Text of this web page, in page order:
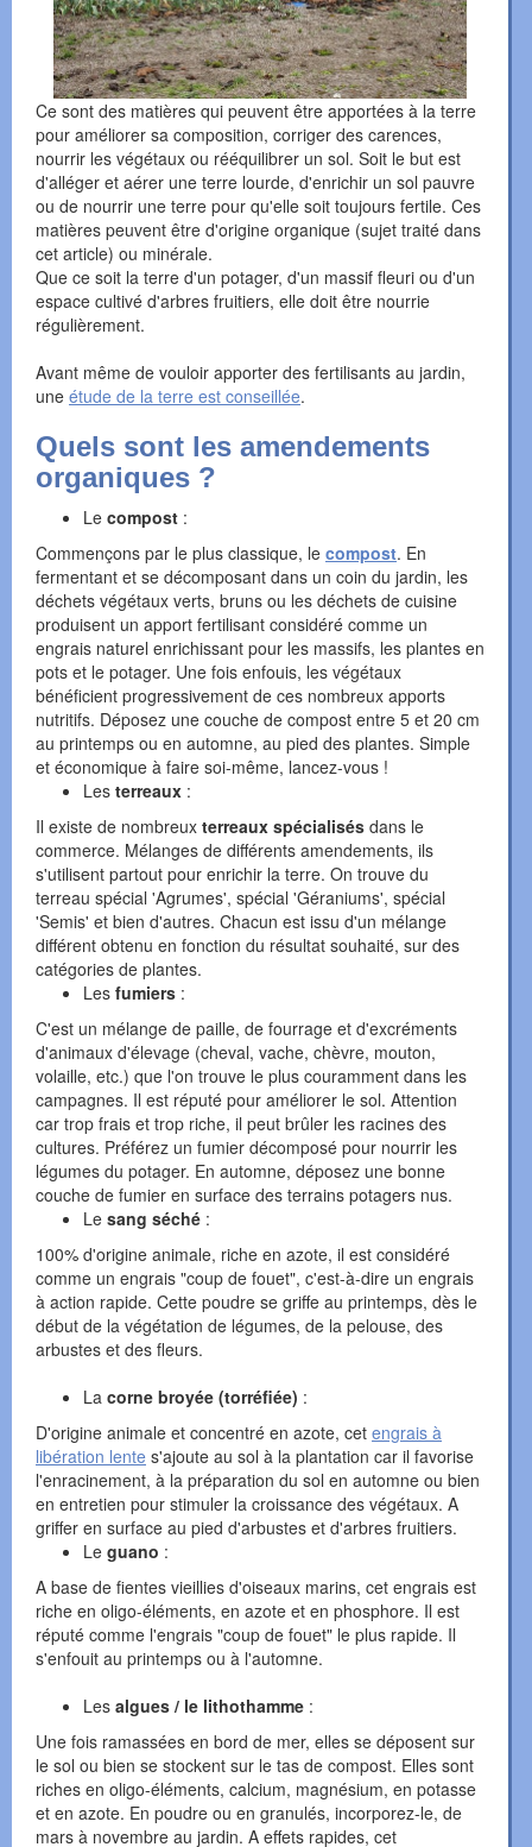
Ce sont des matières qui peuvent être apportées à la terre
pour améliorer sa composition, corriger des carences,
nourrir les végétaux ou rééquilibrer un sol. Soit le but est
d'alléger et aérer une terre lourde, d'enrichir un sol pauvre
ou de nourrir une terre pour qu'elle soit toujours fertile. Ces
matières peuvent être d'origine organique (sujet traité dans
cet article) ou minérale.
Que ce soit la terre d'un potager, d'un massif fleuri ou d'un
espace cultivé d'arbres fruitiers, elle doit être nourrie
régulièrement.
Avant même de vouloir apporter des fertilisants au jardin,
une étude de la terre est conseillée.
Quels sont les amendements
organiques ?
Le compost :
Commençons par le plus classique, le compost. En
fermentant et se décomposant dans un coin du jardin, les
déchets végétaux verts, bruns ou les déchets de cuisine
produisent un apport fertilisant considéré comme un
engrais naturel enrichissant pour les massifs, les plantes en
pots et le potager. Une fois enfouis, les végétaux
bénéficient progressivement de ces nombreux apports
nutritifs. Déposez une couche de compost entre 5 et 20 cm
au printemps ou en automne, au pied des plantes. Simple
et économique à faire soi-même, lancez-vous !
Les terreaux :
Il existe de nombreux terreaux spécialisés dans le
commerce. Mélanges de différents amendements, ils
s'utilisent partout pour enrichir la terre. On trouve du
terreau spécial 'Agrumes', spécial 'Géraniums', spécial
'Semis' et bien d'autres. Chacun est issu d'un mélange
différent obtenu en fonction du résultat souhaité, sur des
catégories de plantes.
Les fumiers :
C'est un mélange de paille, de fourrage et d'excréments
d'animaux d'élevage (cheval, vache, chèvre, mouton,
volaille, etc.) que l'on trouve le plus couramment dans les
campagnes. Il est réputé pour améliorer le sol. Attention
car trop frais et trop riche, il peut brûler les racines des
cultures. Préférez un fumier décomposé pour nourrir les
légumes du potager. En automne, déposez une bonne
couche de fumier en surface des terrains potagers nus.
Le sang séché :
100% d'origine animale, riche en azote, il est considéré
comme un engrais "coup de fouet", c'est-à-dire un engrais
à action rapide. Cette poudre se griffe au printemps, dès le
début de la végétation de légumes, de la pelouse, des
arbustes et des fleurs.
La corne broyée (torréfiée) :
D'origine animale et concentré en azote, cet engrais à
libération lente s'ajoute au sol à la plantation car il favorise
l'enracinement, à la préparation du sol en automne ou bien
en entretien pour stimuler la croissance des végétaux. A
griffer en surface au pied d'arbustes et d'arbres fruitiers.
Le guano :
A base de fientes vieillies d'oiseaux marins, cet engrais est
riche en oligo-éléments, en azote et en phosphore. Il est
réputé comme l'engrais "coup de fouet" le plus rapide. Il
s'enfouit au printemps ou à l'automne.
Les algues / le lithothamme :
Une fois ramassées en bord de mer, elles se déposent sur
le sol ou bien se stockent sur le tas de compost. Elles sont
riches en oligo-éléments, calcium, magnésium, en potasse
et en azote. En poudre ou en granulés, incorporez-le, de
mars à novembre au jardin. A effets rapides, cet